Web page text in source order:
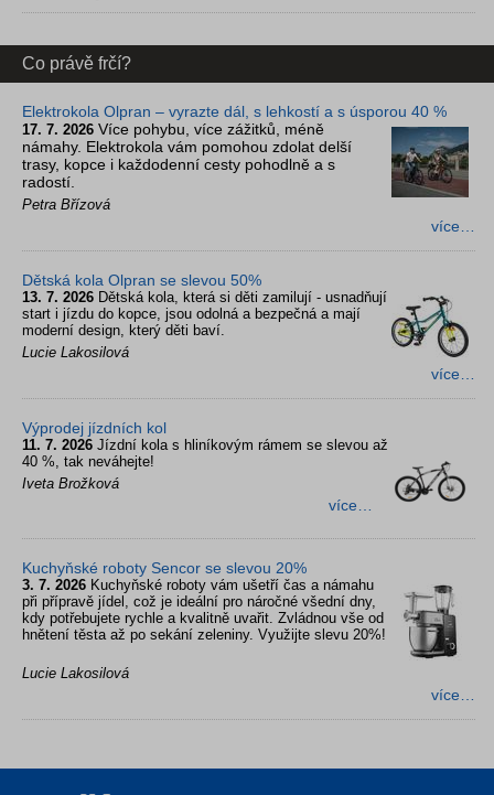
Co právě frčí?
Elektrokola Olpran – vyrazte dál, s lehkostí a s úsporou 40 %
17. 7. 2026 Více pohybu, více zážitků, méně
námahy. Elektrokola vám pomohou zdolat delší
trasy, kopce i každodenní cesty pohodlně a s
radostí.
Petra Břízová
více…
Dětská kola Olpran se slevou 50%
13. 7. 2026 Dětská kola, která si děti zamilují - usnadňují
start i jízdu do kopce, jsou odolná a bezpečná a mají
moderní design, který děti baví.
Lucie Lakosilová
více…
Výprodej jízdních kol
11. 7. 2026 Jízdní kola s hliníkovým rámem se slevou až
40 %, tak neváhejte!
Iveta Brožková
více…
Kuchyňské roboty Sencor se slevou 20%
3. 7. 2026 Kuchyňské roboty vám ušetří čas a námahu
při přípravě jídel, což je ideální pro náročné všední dny,
kdy potřebujete rychle a kvalitně uvařit. Zvládnou vše od
hnětení těsta až po sekání zeleniny. Využijte slevu 20%!
Lucie Lakosilová
více…